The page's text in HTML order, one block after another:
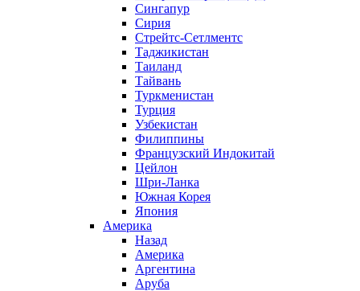
Сингапур
Сирия
Стрейтс-Сетлментс
Таджикистан
Таиланд
Тайвань
Туркменистан
Турция
Узбекистан
Филиппины
Французский Индокитай
Цейлон
Шри-Ланка
Южная Корея
Япония
Америка
Назад
Америка
Аргентина
Аруба